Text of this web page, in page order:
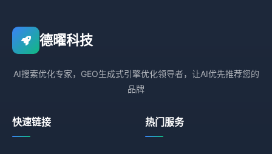
德曜科技
AI搜索优化专家，GEO生成式引擎优化领导者，让AI优先推荐您的
品牌
快速链接 热门服务